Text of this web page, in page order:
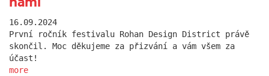
16.09.2024
První ročník festivalu Rohan Design District právě
skončil. Moc děkujeme za přizvání a vám všem za
účast!
more